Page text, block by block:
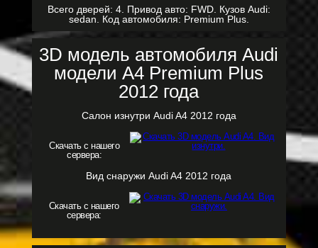
Всего дверей: 4. Привод авто: FWD. Кузов Audi:
sedan. Код автомобиля: Premium Plus.
3D модель автомобиля Audi
модели A4 Premium Plus
2012 года
Салон изнутри Audi A4 2012 года
Скачать с нашего
сервера:
Вид снаружи Audi A4 2012 года
Скачать с нашего
сервера: